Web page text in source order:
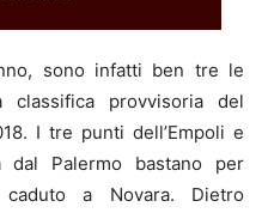
sono infatti ben tre le
classifica provvisoria del
I tre punti dell’Empoli e
dal Palermo bastano per
a Novara. Dietro